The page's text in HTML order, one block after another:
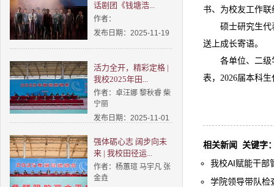
话剧团《钱塘浩...
作者：
发布日期：2025-11-19
活力全开，精彩定格 |
我校2025年田...
作者：卓汪娜 黎秋睿 柴
宁丽
发布日期：2025-11-01
强体砺心志 阔步向未
来 | 我校田径运...
作者：杨蕙瑄 马宇凡 张
金垚
书、为校友工作
硕士研究生
送上成长寄语。
各单位、二级
表，2026届本科
相关新闻
关键字
我校AI赋能干部
学院领导带队检